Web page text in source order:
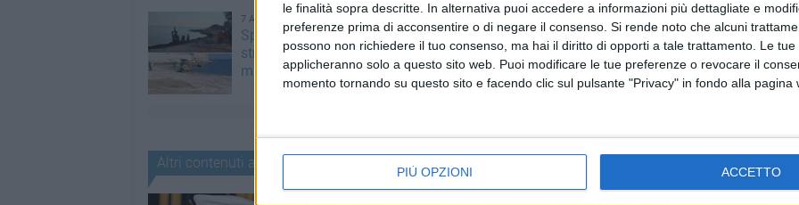
le finalità sopra descritte. In alternativa puoi accedere a informazioni più dettagliate e
preferenze prima di acconsentire o di negare il consenso. Si rende noto che alcuni
possono non richiedere il tuo consenso, ma hai il diritto di opporti a tale trattamento. Le
applicheranno solo a questo sito web. Puoi modificare le tue preferenze o revocare il
momento tornando su questo sito e facendo clic sul pulsante "Privacy" in fondo alla pagina
PIÙ OPZIONI ACCETTO
7 AGOSTO 2026
Spiagge libere, via alla pulizia
straordinaria a Molfetta dopo le
mareggiate
MTM Molfetta, Cosimo Damiano
Angeletti è il nuovo
amministratore unico
Altri contenuti a tema